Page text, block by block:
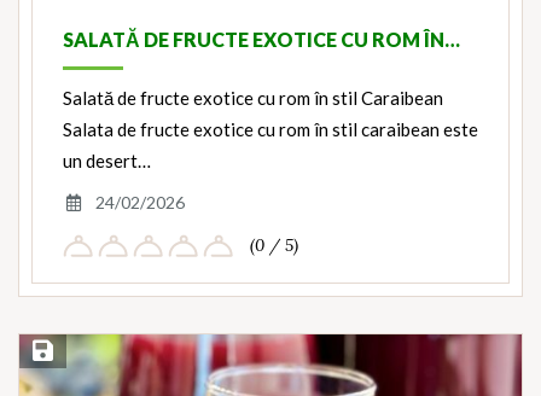
SALATĂ DE FRUCTE EXOTICE CU ROM ÎN…
Salată de fructe exotice cu rom în stil Caraibean
Salata de fructe exotice cu rom în stil caraibean este
un desert…
24/02/2026
(0 / 5)
Save Recipe